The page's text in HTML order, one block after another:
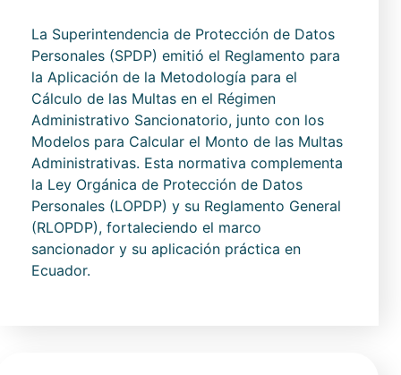
La Superintendencia de Protección de Datos
Personales (SPDP) emitió el Reglamento para
la Aplicación de la Metodología para el
Cálculo de las Multas en el Régimen
Administrativo Sancionatorio, junto con los
Modelos para Calcular el Monto de las Multas
Administrativas. Esta normativa complementa
la Ley Orgánica de Protección de Datos
Personales (LOPDP) y su Reglamento General
(RLOPDP), fortaleciendo el marco
sancionador y su aplicación práctica en
Ecuador.